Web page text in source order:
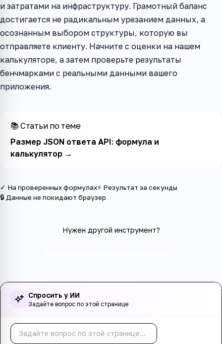
и затратами на инфраструктуру. Грамотный баланс
достигается не радикальным урезанием данных, а
осознанным выбором структуры, которую вы
отправляете клиенту. Начните с оценки на нашем
калькуляторе, а затем проверьте результаты
бенчмарками с реальными данными вашего
приложения.
📚 Статьи по теме
Размер JSON ответа API: формула и
калькулятор→
✓ На проверенных формулах⚡ Результат за секунды
🔒 Данные не покидают браузер
Нужен другой инструмент?
Спросить у ИИ
Задайте вопрос по этой странице